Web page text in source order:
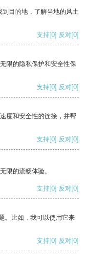
目的地，了解当地的风土
支持[0] 反对[0]
限的隐私保护和安全性保
支持[0] 反对[0]
度和安全性的连接，并帮
支持[0] 反对[0]
限的流畅体验。
支持[0] 反对[0]
。比如，我可以使用它来
支持[0] 反对[0]